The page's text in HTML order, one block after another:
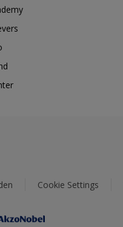
Cookie Settings